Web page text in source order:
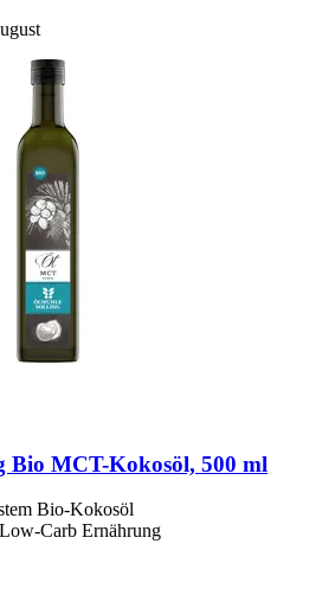
Bio MCT-​Kokosöl, 500 ml
Bio-Kokosöl
Carb Ernährung